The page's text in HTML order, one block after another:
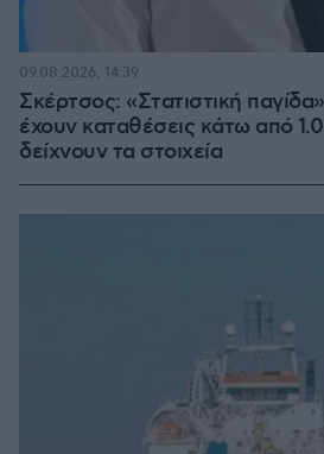
Σκέρτσος: «Στατιστική
έχουν καταθέσεις κάτω από
δείχνουν τα στοιχεία
09.08.2026, 14:39